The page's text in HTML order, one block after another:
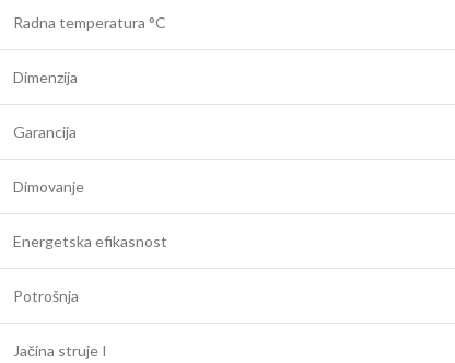
Radna temperatura °C
Dimenzija
Garancija
Dimovanje
Energetska efikasnost
Potrošnja
Jačina struje I